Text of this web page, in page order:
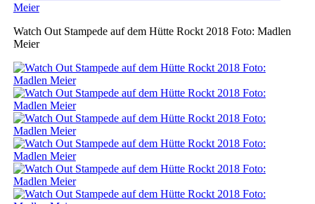
Watch Out Stampede auf dem Hütte Rockt 2018 Foto: Madlen
Meier